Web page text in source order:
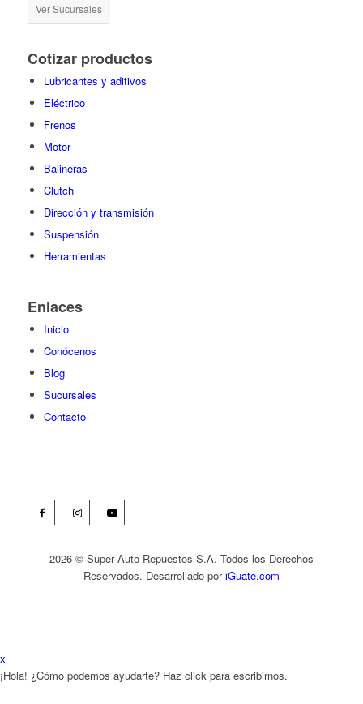
Ver Sucursales
Cotizar productos
Lubricantes y aditivos
Eléctrico
Frenos
Motor
Balineras
Clutch
Dirección y transmisión
Suspensión
Herramientas
Enlaces
Inicio
Conócenos
Blog
Sucursales
Contacto
2026 © Super Auto Repuestos S.A. Todos los Derechos
Reservados. Desarrollado poriGuate.com
x
¡Hola! ¿Cómo podemos ayudarte? Haz click para escribirnos.